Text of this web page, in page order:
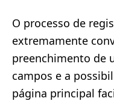
O processo de
extremamente
preenchimento de
campos e a
página principal